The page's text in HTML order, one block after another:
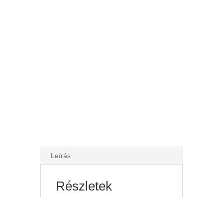
Leírás
Részletek